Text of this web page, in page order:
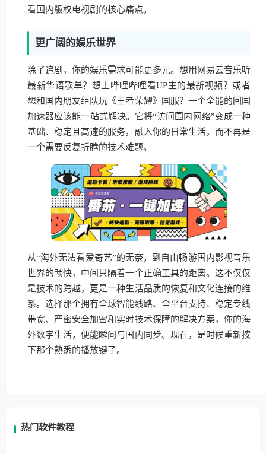
看国内版权电视剧的核心痛点。
更广阔的娱乐世界
除了追剧，你的娱乐需求可能更多元。想用网易云音乐听
最新华语歌单？想上哔哩哔哩看UP主的最新视频？或者
想和国内朋友组队玩《王者荣耀》国服？一个全能的回国
加速器应该能一站式解决。它将“访问国内网络”变成一种
基础、稳定且高速的服务，融入你的日常生活，而不再是
一个需要反复折腾的技术难题。
从“海外无法看爱奇艺”的无奈，到自由畅游国内影视音乐
世界的畅快，中间只隔着一个正确工具的距离。这不仅仅
是技术的跨越，更是一种生活品质的恢复和文化连接的维
系。选择那个拥有全球智能线路、全平台支持、稳定专线
带宽、严密安全加密和实时技术保障的解决方案，你的海
外数字生活，便能瞬间与国内同步。现在，是时候重新按
下那个熟悉的播放键了。
热门软件教程